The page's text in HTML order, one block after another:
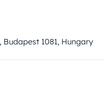
1081, Hungary